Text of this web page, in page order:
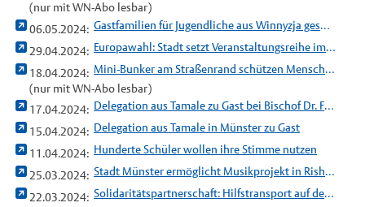
(nur mit WN-Abo lesbar)
06.05.2024:
Gastfamilien für Jugendliche aus Winnyzja gesucht
29.04.2024:
Europawahl: Stadt setzt Veranstaltungsreihe im Mai fort
18.04.2024:
Mini-Bunker am Straßenrand schützen Menschen in Rishon Le-Zion
(nur mit WN-Abo lesbar)
17.04.2024:
Delegation aus Tamale zu Gast bei Bischof Dr. Felix Genn
15.04.2024: Delegation aus Tamale in Münster zu Gast
11.04.2024: Hunderte Schüler wollen ihre Stimme nutzen
25.03.2024:
Stadt Münster ermöglicht Musikprojekt in Rishon LeZion
22.03.2024:
Solidaritätspartnerschaft: Hilfstransport auf dem Weg nach Winnyzja